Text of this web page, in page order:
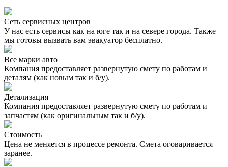
Сеть сервисных центров
У нас есть сервисы как на юге так и на севере города. Также
мы готовы вызвать вам эвакуатор бесплатно.
Все марки авто
Компания предоставляет развернутую смету по работам и
деталям (как новым так и б/у).
Детализация
Компания предоставляет развернутую смету по работам и
запчастям (как оригинальным так и б/у).
Стоимость
Цена не меняется в процессе ремонта. Смета оговаривается
заранее.